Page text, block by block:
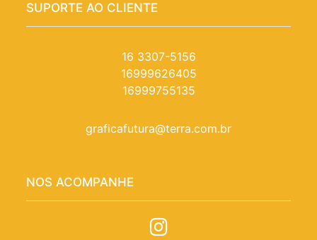
SUPORTE AO CLIENTE
16 3307-5156
16999626405
16999755135
graficafutura@terra.com.br
NOS ACOMPANHE